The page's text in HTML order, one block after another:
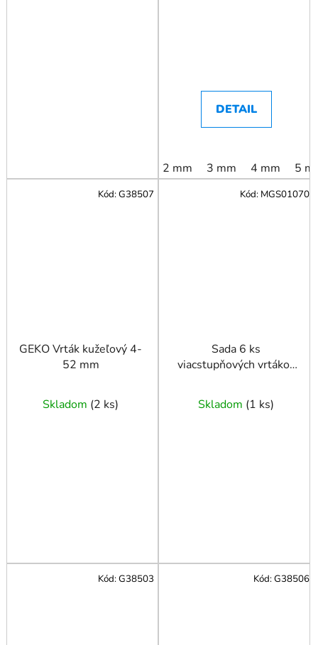
DETAIL
2 mm 3 mm 4 mm 5
GEKO Vrták kužeľový 4-
52 mm
Skladom (2 ks)
Kód:G38507
Sada 6 ks
viacstupňových vrtákov
Skladom (1 ks)
Kód: MGS01070
Kód:G38503 Kód:G38506